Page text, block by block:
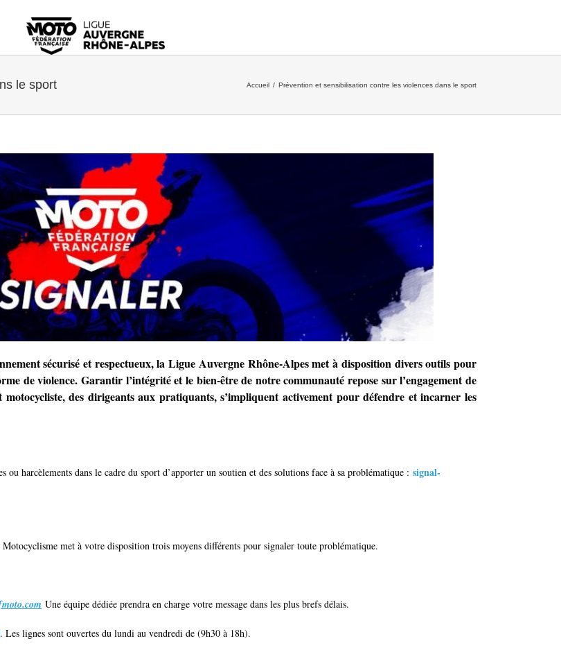
le sport Accueil / Prévention et sensibilisation contre les violences dans le sport
sécurisé et respectueux, la Ligue Auvergne Rhône-Alpes met à disposition divers outils pour
de violence. Garantir l’intégrité et le bien-être de notre communauté repose sur l’engagement de
des dirigeants aux pratiquants, s’impliquent activement pour défendre et incarner les
ou harcèlements dans le cadre du sport d’apporter un soutien et des solutions face à sa problématique : signal-
met à votre disposition trois moyens différents pour signaler toute problématique.
Une équipe dédiée prendra en charge votre message dans les plus brefs délais.
. Les lignes sont ouvertes du lundi au vendredi de (9h30 à 18h).